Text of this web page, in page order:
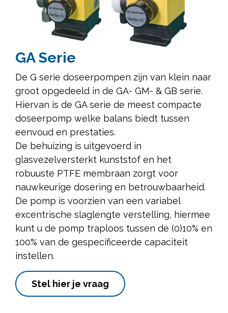
GA Serie
De G serie doseerpompen zijn van klein naar
groot opgedeeld in de GA- GM- & GB serie.
Hiervan is de GA serie de meest compacte
doseerpomp welke balans biedt tussen
eenvoud en prestaties.
De behuizing is uitgevoerd in
glasvezelversterkt kunststof en het
robuuste PTFE membraan zorgt voor
nauwkeurige dosering en betrouwbaarheid.
De pomp is voorzien van een variabel
excentrische slaglengte verstelling, hiermee
kunt u de pomp traploos tussen de (0)10% en
100% van de gespecificeerde capaciteit
instellen.
Stel hier je vraag